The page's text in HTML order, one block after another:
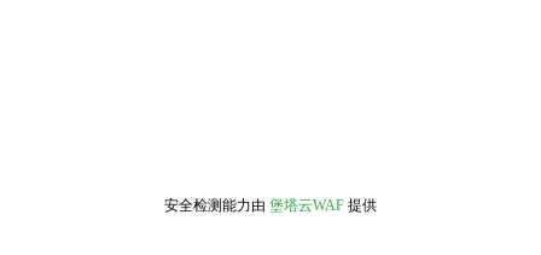
安全检测能力由 堡塔云WAF 提供